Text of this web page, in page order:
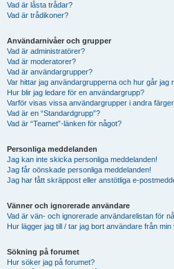
Vad är låsta trådar?
Vad är trådikoner?
Användarnivåer och grupper
Vad är administratörer?
Vad är moderatorer?
Vad är användargrupper?
Var hittar jag användargrupperna och hur går jag
Hur blir jag ledare för en användargrupp?
Varför visas vissa användargrupper i andra
Vad är en “Standardgrupp”?
Vad är “Teamet”-länken för något?
Personliga meddelanden
Jag kan inte skicka personliga meddelanden!
Jag får oönskade personliga meddelanden!
Jag har fått skräppost eller anstötliga e-
Vänner och ignorerade användare
Vad är vän- och ignorerade användarelistan för
Hur lägger jag till / tar jag bort användare från
Sökning på forumet
Hur söker jag på forumet?